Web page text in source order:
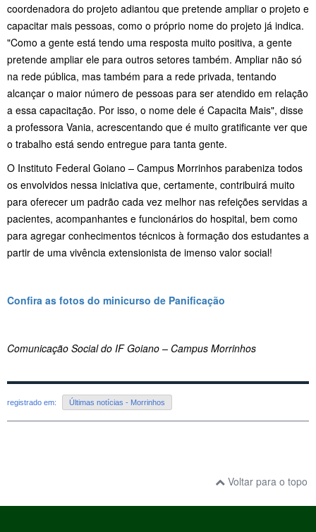
coordenadora do projeto adiantou que pretende ampliar o projeto e
capacitar mais pessoas, como o próprio nome do projeto já indica.
"Como a gente está tendo uma resposta muito positiva, a gente
pretende ampliar ele para outros setores também. Ampliar não só
na rede pública, mas também para a rede privada, tentando
alcançar o maior número de pessoas para ser atendido em relação
a essa capacitação. Por isso, o nome dele é Capacita Mais", disse
a professora Vania, acrescentando que é muito gratificante ver que
o trabalho está sendo entregue para tanta gente.
O Instituto Federal Goiano – Campus Morrinhos parabeniza todos
os envolvidos nessa iniciativa que, certamente, contribuirá muito
para oferecer um padrão cada vez melhor nas refeições servidas a
pacientes, acompanhantes e funcionários do hospital, bem como
para agregar conhecimentos técnicos à formação dos estudantes a
partir de uma vivência extensionista de imenso valor social!
Confira as fotos do minicurso de Panificação
Comunicação Social do IF Goiano – Campus Morrinhos
registrado em: Últimas notícias - Morrinhos
Voltar para o topo